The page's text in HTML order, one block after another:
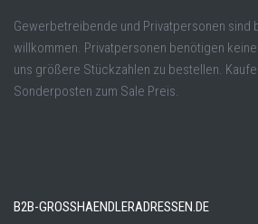
Gewerbetreibende und Privatpersonen sind
willkommen. Privatpersonen benötigen
uns größere Stückzahlen zu bestellen.
Sonderposten zum Sale Preis.
B2B-GROSSHAENDLERADRESSEN.DE